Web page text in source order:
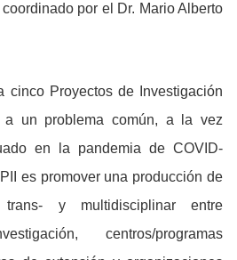
por el Dr. Mario Alberto
cinco Proyectos de Investigación
un problema común, a la vez
en la pandemia de COVID-
es promover una producción de
trans- y multidisciplinar entre
centros/programas